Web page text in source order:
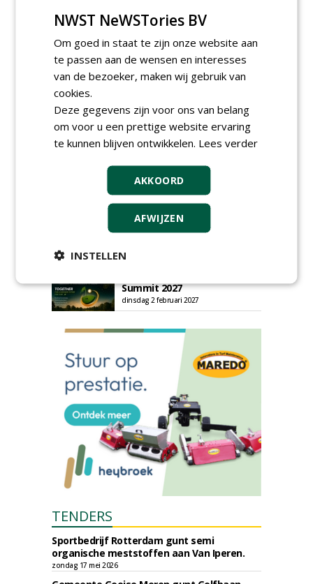
Plaats een gratis advertentie
AGENDA
HAS start nieuwe opleiding
Hoofdgreenkeeper
donderdag 24 september 2026
Save the Date: Green Gala op
woensdag 2 december 2026
Summit 2027
dinsdag 2 februari 2027
TENDERS
Sportbedrijf Rotterdam gunt semi
organische meststoffen aan Van Iperen.
zondag 17 mei 2026
NWST NeWSTories BV
Om goed in staat te zijn onze website aan
te passen aan de wensen en interesses
van de bezoeker, maken wij gebruik van
cookies.
Deze gegevens zijn voor ons van belang
om voor u een prettige website ervaring
te kunnen blijven ontwikkelen. Lees verder
AKKOORD
AFWIJZEN
INSTELLEN